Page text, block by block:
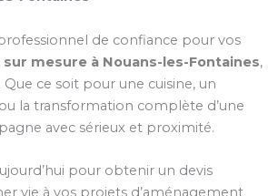
de confiance pour vos
mesure à Nouans-les-Fontaines,
Que ce soit pour une cuisine, un
la transformation complète d’une
avec sérieux et proximité.
pour obtenir un devis
vie à vos projets d’aménagement